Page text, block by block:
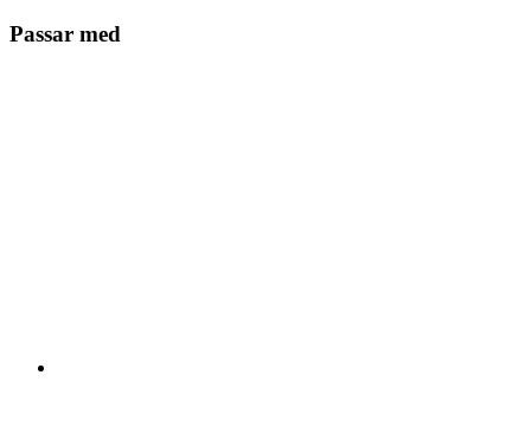
Passar med